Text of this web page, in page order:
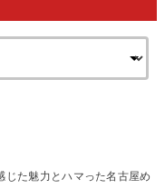
た魅力とハマった名古屋め